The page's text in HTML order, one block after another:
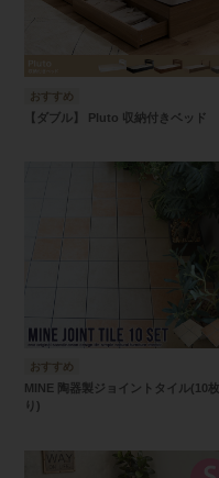
【ダブル】 Pluto 収納付きベッド
MINE 陶器製ジョイントタイル(10枚
り)